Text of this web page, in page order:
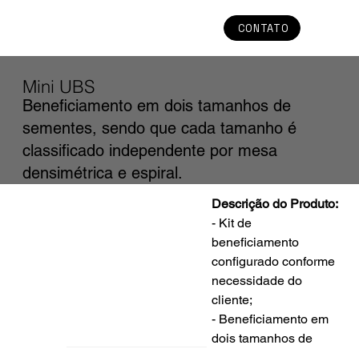
CONTATO
Mini UBS
Beneficiamento em dois tamanhos de
sementes, sendo que cada tamanho é
classificado independente por mesa
densimétrica e espiral.
Descrição do Produto:
- Kit de
beneficiamento
configurado conforme
necessidade do
cliente;
- Beneficiamento em
dois tamanhos de